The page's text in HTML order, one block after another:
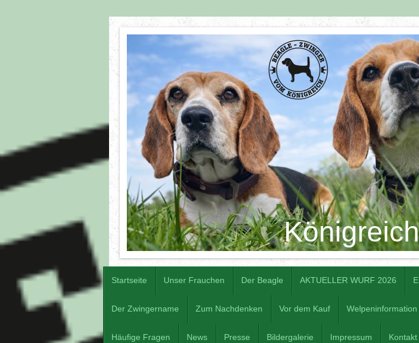
Startseite Unser Frauchen Der Beagle AKTUELLER WURF 2026
Der Zwingername Zum Nachdenken Vor dem Kauf Welpeninformation
Häufige Fragen News Presse Bildergalerie Impressum Kontakt